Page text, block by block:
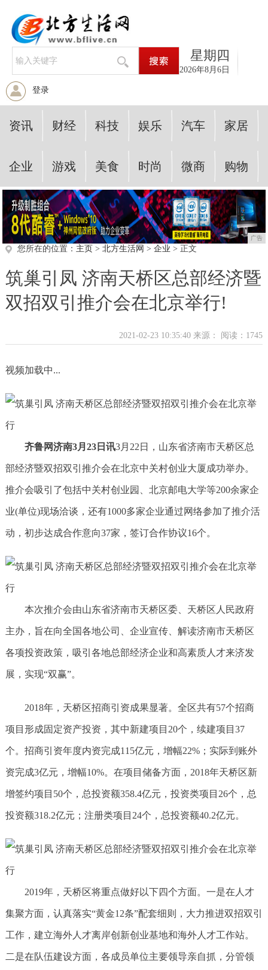
星期四
2026年8月6日
登录
资讯 财经 科技 娱乐 汽车 家居
企业 游戏 美食 时尚 微商 购物
广告
您所在的位置： 主页 > 北方生活网 > 企业 > 正文
筑巢引凤 济南天桥区总部经济暨
双招双引推介会在北京举行!
2021-02-23 10:35:40 来源： 阅读：1745
视频加载中...
齐鲁网济南3月23日讯3月22日，山东省济南市天桥区总
部经济暨双招双引推介会在北京中关村创业大厦成功举办。
推介会吸引了包括中关村创业园、北京邮电大学等200余家企
业(单位)现场洽谈，还有1000多家企业通过网络参加了推介活
动，初步达成合作意向37家，签订合作协议16个。
本次推介会由山东省济南市天桥区委、天桥区人民政府
主办，旨在向全国各地公司、企业宣传、解读济南市天桥区
各项投资政策，吸引各地总部经济企业和高素质人才来济发
展，实现“双赢”。
2018年，天桥区招商引资成果显著。全区共有57个招商
项目形成固定资产投资，其中新建项目20个，续建项目37
个。招商引资年度内资完成115亿元，增幅22%；实际到账外
资完成3亿元，增幅10%。在项目储备方面，2018年天桥区新
增签约项目50个，总投资额358.4亿元，投资类项目26个，总
投资额318.2亿元；注册类项目24个，总投资额40.2亿元。
2019年，天桥区将重点做好以下四个方面。一是在人才
集聚方面，认真落实“黄金12条”配套细则，大力推进双招双引
工作，建立海外人才离岸创新创业基地和海外人才工作站。
二是在队伍建设方面，各成员单位主要领导亲自抓，分管领